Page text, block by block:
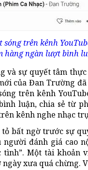
sóng trên kênh
hàng ngàn lượt bình
và sự quyết tâm
của Đan Trường
trên kênh
luận, chia sẻ từ
kênh nghe nhạc
bất ngờ trước sự
đánh giá cao
Một tài khoản
ngày xưa quá chừng.